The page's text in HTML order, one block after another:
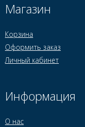
Магазин
Корзина
Оформить заказ
Личный кабинет
Информация
О нас